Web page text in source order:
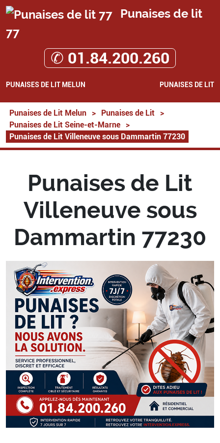
Punaises de lit
77
✆ 01.84.200.260
PUNAISES DE LIT MELUN PUNAISES DE LIT
Punaises de Lit Melun > Punaises de Lit
>
Punaises de Lit Seine-et-Marne
>
Punaises de Lit Villeneuve sous Dammartin 77230
Punaises de Lit
Villeneuve sous
Dammartin 77230